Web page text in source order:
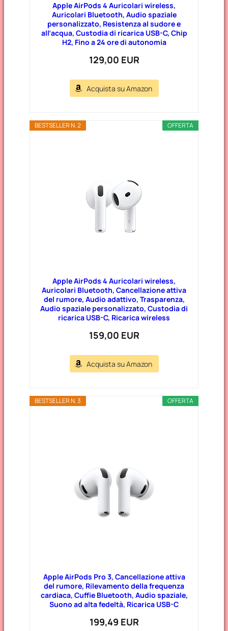
Apple AirPods 4 Auricolari wireless,
Auricolari Bluetooth, Audio spaziale
personalizzato, Resistenza al sudore e
all’acqua, Custodia di ricarica USB-C, Chip
H2, Fino a 24 ore di autonomia
129,00 EUR
Acquista su Amazon
OFFERTA
BESTSELLER N. 2
Apple AirPods 4 Auricolari wireless,
Auricolari Bluetooth, Cancellazione attiva
del rumore, Audio adattivo, Trasparenza,
Audio spaziale personalizzato, Custodia di
ricarica USB-C, Ricarica wireless
159,00 EUR
Acquista su Amazon
OFFERTA
BESTSELLER N. 3
Apple AirPods Pro 3, Cancellazione attiva
del rumore, Rilevamento della frequenza
cardiaca, Cuffie Bluetooth, Audio spaziale,
Suono ad alta fedeltà, Ricarica USB-C​​​​​​​
199,49 EUR